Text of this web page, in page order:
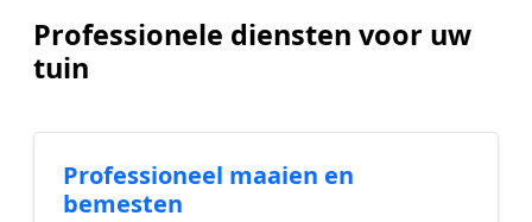
Professionele diensten voor uw
tuin
Professioneel maaien en
bemesten